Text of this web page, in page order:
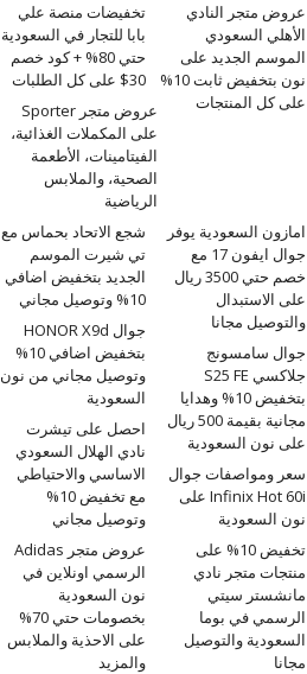
عروض متجر النادي
الأهلي السعودي
الموسم الجديد على
نون بتخفيض ثابت 10%
على كل المنتجات
تخفيضات منصة علي
بابا للتجار في السعودية
حتي 80% + كود خصم
30$ على كل الطلبات
عروض متجر Sporter
على المكملات الغذائية،
الفيتامينات، الأطعمة
الصحية، والملابس
الرياضية
شجع الاتحاد بحماس مع
تي شيرت الموسم
الجديد بتخفيض اضافي
10% وتوصيل مجاني
امازون السعودية يوفر
جوال ايفون 17 مع
خصم حتي 3500 ريال
على الاستبدال
والتوصيل مجانا
جوال HONOR X9d
بتخفيض اضافي 10%
وتوصيل مجاني من نون
السعودية
جوال سامسونج
جلاكسي S25 FE
بتخفيض 10% وهدايا
مجانية بقيمة 500 ريال
على نون السعودية
احصل على تيشرت
نادي الهلال السعودي
الاساسي والاحتياطي
مع تخفيض 10%
وتوصيل مجاني
سعر ومواصفات جوال
Infinix Hot 60i على
نون السعودية
عروض متجر Adidas
الرسمي اونلاين في
نون السعودية
بخصومات حتي 70%
على الاحذية والملابس
والمزيد
تخفيض 10% على
منتجات متجر نادي
مانشستر سيتي
الرسمي في بوما
السعودية والتوصيل
مجانا